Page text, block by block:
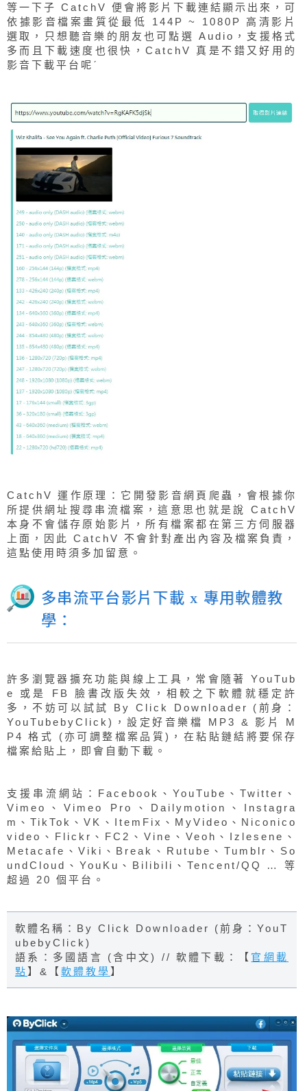
等一下子 CatchV 便會將影片下載連結顯示出來，可
依據影音檔案畫質從最低 144P ~ 1080P 高清影片
選取，只想聽音樂的朋友也可點選 Audio，支援格式
多而且下載速度也很快，CatchV 真是不錯又好用的
影音下載平台呢ˊ
CatchV 運作原理：它開發影音網頁爬蟲，會根據你
所提供網址搜尋串流檔案，這意思也就是說 CatchV
本身不會儲存原始影片，所有檔案都在第三方伺服器
上面，因此 CatchV 不會針對產出內容及檔案負責，
這點使用時須多加留意。
多串流平台影片下載 x 專用軟體教
學：
許多瀏覽器擴充功能與線上工具，常會隨著 YouTub
e 或是 FB 臉書改版失效，相較之下軟體就穩定許
多，不妨可以試試 By Click Downloader (前身：
YouTubebyClick)，設定好音樂檔 MP3 & 影片 M
P4 格式 (亦可調整檔案品質)，在粘貼鏈結將要保存
檔案給貼上，即會自動下載。
支援串流網站：Facebook、YouTube、Twitter、
Vimeo、Vimeo Pro、Dailymotion、Instagra
m、TikTok、VK、ItemFix、MyVideo、Niconico
video、Flickr、FC2、Vine、Veoh、Izlesene、
Metacafe、Viki、Break、Rutube、Tumblr、So
undCloud、YouKu、Bilibili、Tencent/QQ … 等
超過 20 個平台。
軟體名稱：By Click Downloader (前身：YouT
ubebyClick)
語系：多國語言 (含中文) // 軟體下載：【 官網載
點 】&【 軟體教學 】